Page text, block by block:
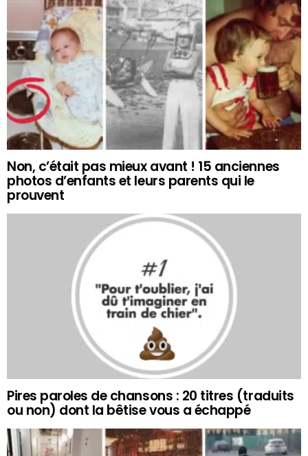
Non, c’était pas mieux avant ! 15 anciennes
photos d’enfants et leurs parents qui le
prouvent
Pires paroles de chansons : 20 titres (traduits
ou non) dont la bêtise vous a échappé